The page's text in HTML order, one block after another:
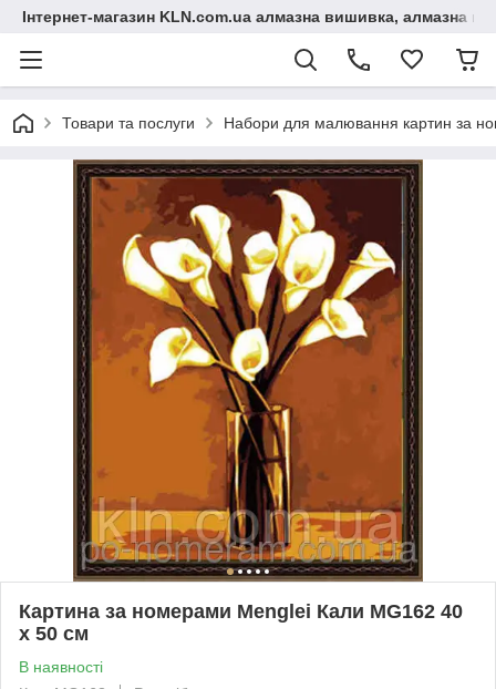
Інтернет-магазин KLN.com.ua алмазна вишивка, алмазна
Товари та послуги Набори для малювання картин за
Картина за номерами Menglei Кали MG162 40
х 50 см
В наявності